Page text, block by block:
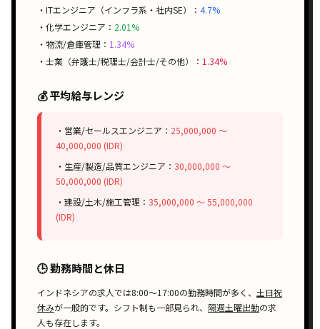
・ITエンジニア（インフラ系・社内SE）： 4.7%
・化学エンジニア： 2.01%
・物流/倉庫管理： 1.34%
・士業（弁護士/税理士/会計士/その他）： 1.34%
💰 平均給与レンジ
・営業/セールスエンジニア： 25,000,000 〜
40,000,000 (IDR)
・生産/製造/品質エンジニア： 30,000,000 〜
50,000,000 (IDR)
・建設/土木/施工管理： 35,000,000 〜 55,000,000
(IDR)
🕒 勤務時間と休日
インドネシアの求人では8:00〜17:00の勤務時間が多く、 土日祝
休みが一般的です。 シフト制も一部見られ、 隔週土曜出勤の求
人も存在します。